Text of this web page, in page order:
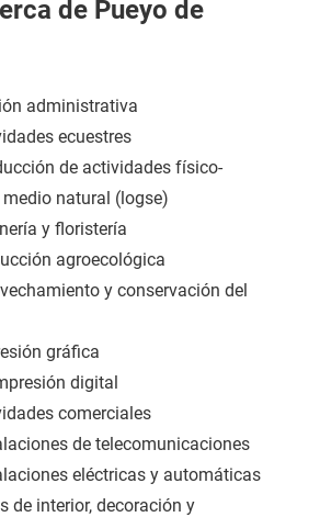
de Pueyo de
administrativa
ecuestres
de actividades físico-
natural (logse)
y floristería
agroecológica
y conservación del
gráfica
digital
comerciales
de telecomunicaciones
eléctricas y automáticas
de interior, decoración y